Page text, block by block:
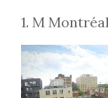
1. M